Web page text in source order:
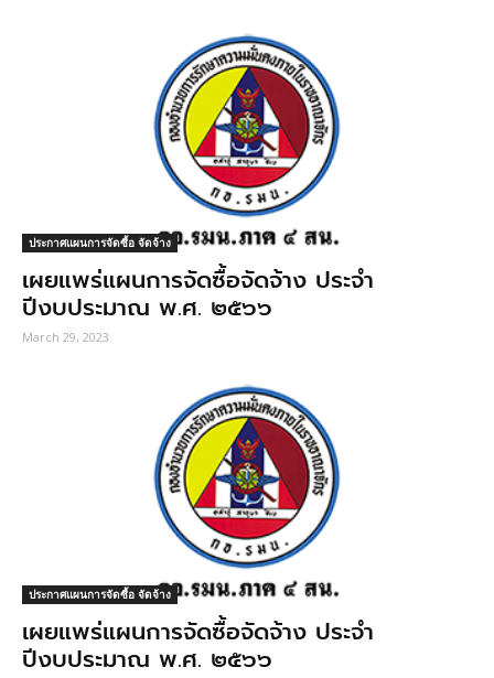
ประกาศแผนการจัดซื้อ จัดจ้าง
เผยแพร่แผนการจัดซื้อจัดจ้าง ประจำ
ปีงบประมาณ พ.ศ. ๒๕๖๖
March 29, 2023
ประกาศแผนการจัดซื้อ จัดจ้าง
เผยแพร่แผนการจัดซื้อจัดจ้าง ประจำ
ปีงบประมาณ พ.ศ. ๒๕๖๖